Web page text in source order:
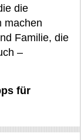
die
machen
Familie, die
–
für